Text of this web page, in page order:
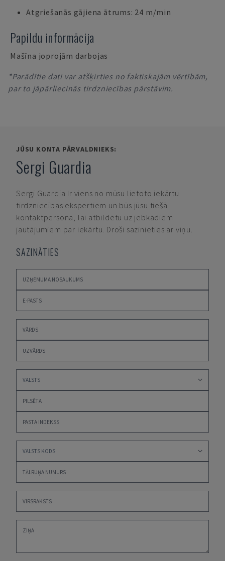
Atgriešanās gājiena ātrums: 24 m/min
Papildu informācija
Mašīna joprojām darbojas
*Parādītie dati var atšķirties no faktiskajām vērtībām,
par to jāpārliecinās tirdzniecības pārstāvim.
JŪSU KONTA PĀRVALDNIEKS:
Sergi Guardia
Sergi Guardia Ir viens no mūsu lietoto iekārtu
tirdzniecības ekspertiem un būs jūsu tiešā
kontaktpersona, lai atbildētu uz jebkādiem
jautājumiem par iekārtu. Droši sazinieties ar viņu.
SAZINĀTIES